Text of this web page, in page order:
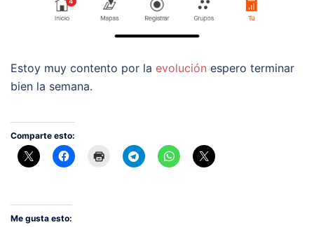
Estoy muy contento por la evolución espero terminar
bien la semana.
Comparte esto:
Me gusta esto: